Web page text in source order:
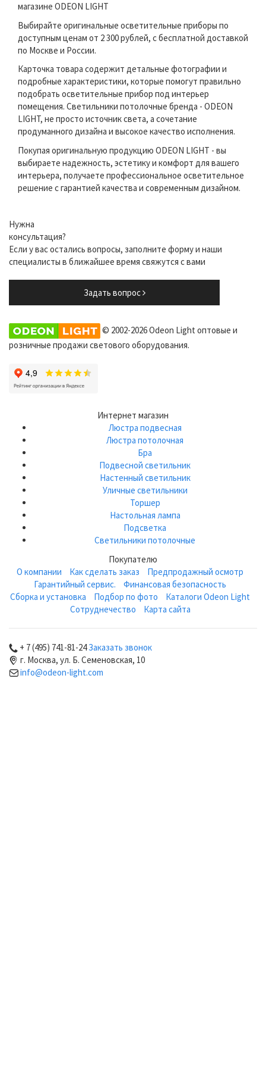
магазине ODEON LIGHT
Выбирайте оригинальные осветительные приборы по
доступным ценам от 2 300 рублей, с бесплатной доставкой
по Москве и России.
Карточка товара содержит детальные фотографии и
подробные характеристики, которые помогут правильно
подобрать осветительные прибор под интерьер
помещения. Светильники потолочные бренда - ODEON
LIGHT, не просто источник света, а сочетание
продуманного дизайна и высокое качество исполнения.
Покупая оригинальную продукцию ODEON LIGHT - вы
выбираете надежность, эстетику и комфорт для вашего
интерьера, получаете профессиональное осветительное
решение с гарантией качества и современным дизайном.
Нужна
консультация?
Если у вас остались вопросы, заполните форму и наши
специалисты в ближайшее время свяжутся с вами
Задать вопрос
© 2002-2026 Odeon Light оптовые и
розничные продажи светового оборудования.
Интернет магазин
Люстра подвесная
Люстра потолочная
Бра
Подвесной светильник
Настенный светильник
Уличные светильники
Торшер
Настольная лампа
Подсветка
Светильники потолочные
Покупателю
О компании
Как сделать заказ
Предпродажный осмотр
Гарантийный сервис.
Финансовая безопасность
Сборка и установка
Подбор по фото
Каталоги Odeon Light
Сотруднечество
Карта сайта
+ 7 (495) 741-81-24Заказать звонок
г. Москва, ул. Б. Семеновская, 10
info@odeon-light.com